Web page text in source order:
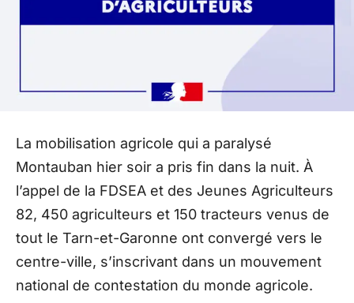
La mobilisation agricole qui a paralysé
Montauban hier soir a pris fin dans la nuit. À
l’appel de la FDSEA et des Jeunes Agriculteurs
82, 450 agriculteurs et 150 tracteurs venus de
tout le Tarn-et-Garonne ont convergé vers le
centre-ville, s’inscrivant dans un mouvement
national de contestation du monde agricole.